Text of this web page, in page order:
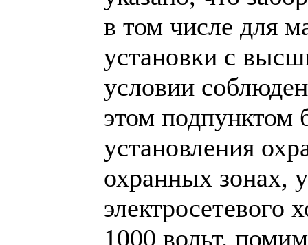
в том числе для
установки с
условии
этом подпунктом
установления
охранных зонах,
электросетевого
1000 вольт,